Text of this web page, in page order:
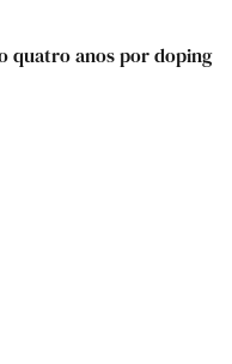
quatro anos por doping